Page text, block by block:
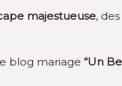
majestueuse,
blog mariage “Un